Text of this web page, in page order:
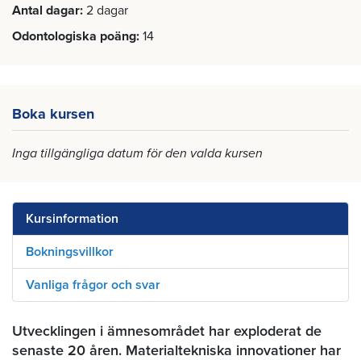
Antal dagar 2 dagar
Odontologiska poäng 14
Boka kursen
Inga tillgängliga datum för den valda kursen
Kursinformation
Bokningsvillkor
Vanliga frågor och svar
Utvecklingen i ämnesområdet har exploderat de
senaste 20 åren. Materialtekniska innovationer har